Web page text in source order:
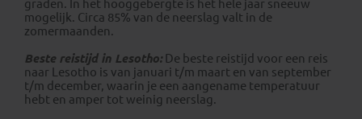
graden. In het hooggebergte is het hele jaar sneeuw
mogelijk. Circa 85% van de neerslag valt in de
zomermaanden.
Beste reistijd in Lesotho:De beste reistijd voor een reis
naar Lesotho is van januari t/m maart en van september
t/m december, waarin je een aangename temperatuur
hebt en amper tot weinig neerslag.